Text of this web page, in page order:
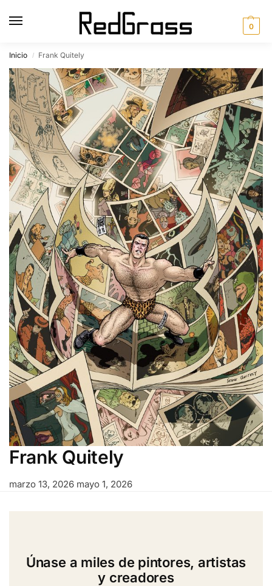
0
Inicio / Frank Quitely
Frank Quitely
marzo 13, 2026 mayo 1, 2026
Únase a miles de pintores, artistas
y creadores